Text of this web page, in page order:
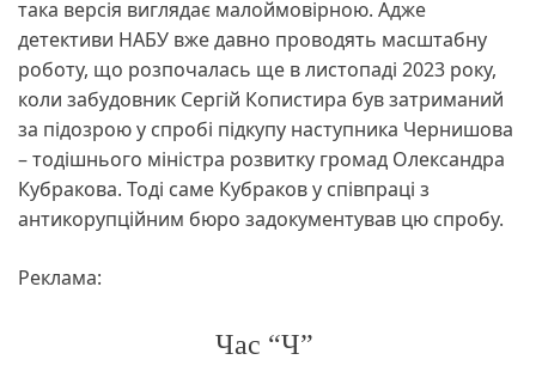
така версія виглядає малоймовірною. Адже
детективи НАБУ вже давно проводять масштабну
роботу, що розпочалась ще в листопаді 2023 року,
коли забудовник Сергій Копистира був затриманий
за підозрою у спробі підкупу наступника Чернишова
– тодішнього міністра розвитку громад Олександра
Кубракова. Тоді саме Кубраков у співпраці з
антикорупційним бюро задокументував цю спробу.
Реклама:
Час “Ч”